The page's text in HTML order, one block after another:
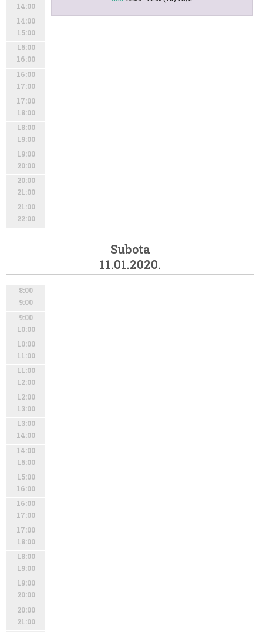
14:00
14:00
15:00
15:00
16:00
16:00
17:00
17:00
18:00
18:00
19:00
19:00
20:00
20:00
21:00
21:00
22:00
Subota
11.01.2020.
8:00
9:00
9:00
10:00
10:00
11:00
11:00
12:00
12:00
13:00
13:00
14:00
14:00
15:00
15:00
16:00
16:00
17:00
17:00
18:00
18:00
19:00
19:00
20:00
20:00
21:00